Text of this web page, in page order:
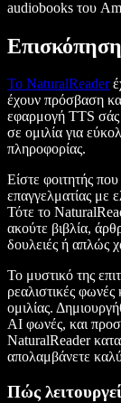
audiobooks του
Το NaturalReader
έχουν πρόσβαση
εφαρμογή TTS σάς
σε ομιλία για
πληροφορίας.
Είστε φοιτητής
επαγγελματίας με
Τότε το
ακούτε βιβλία,
δουλειές ή απλώς
Το μυστικό της
ρεαλιστικές
ομιλίας.
AI φωνές, και
NaturalReader
απολαμβάνετε
Πώς